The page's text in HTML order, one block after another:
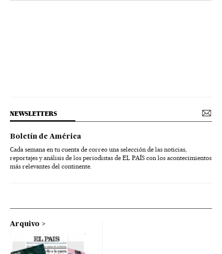
NEWSLETTERS
Boletín de América
Cada semana en tu cuenta de correo una selección de las noticias,
reportajes y análisis de los periodistas de EL PAÍS con los acontecimientos
más relevantes del continente.
Arquivo